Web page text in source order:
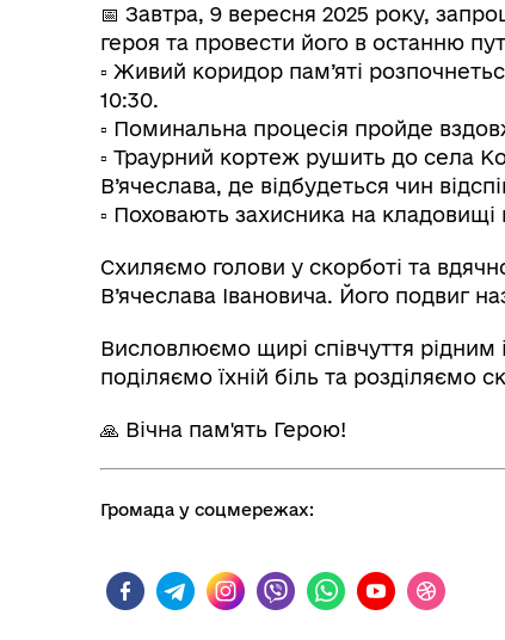
Колегіальні органи (ради,
📅 Завтра, 9 вересня 2025 року,
героя та провести його в останню
▫️ Живий коридор пам’яті
10:30.
▫️ Поминальна процесія пройде
▫️ Траурний кортеж рушить до села
В’ячеслава, де відбудеться чин
▫️ Поховають захисника на кладовищі
Схиляємо голови у скорботі та
В’ячеслава Івановича. Його подвиг
Висловлюємо щирі співчуття
поділяємо їхній біль та розділяємо
🙏 Вічна пам'ять Герою!
Громада у соцмережах: